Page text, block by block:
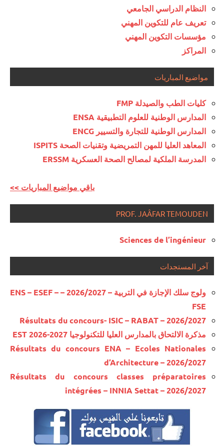
النظام الدراسي الجامعي
تعريف عام للتكوين المهني
مؤسسات التكوين المهني
المراكز
مواضيع المباريات
كليات الطب والصيدلة FMP
المدارس الوطنية للعلوم التطبيقية ENSA
المدارس الوطنية للتجارة والتسيير ENCG
المعاهد العليا للمهن التمريضية وتقنيات الصحة ISPITS
المدرسة الملكية لمصالح الصحة العسكرية ERSSM
<< باقي مواضيع المباريات
PROF. JAÂFAR TEMOUDEN
Sciences de l’ingénieur
آخر المستجدات
ولوج سلك الإجازة في التربية – 2026/2027 – ENS – ESEF –
FSE
Résultats du concours- ISIC – RABAT – 2026/2027
مذكرة الالتحاق بالمدارس العليا للتكنولوجيا EST 2026-2027
Résultats du concours ENA – Ecoles Nationales
d’Architecture – 2026/2027
Résultats du concours classes préparatoires
intégrées – INNIA Settat – 2026/2027